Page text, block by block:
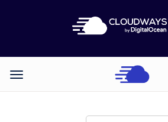
Categories